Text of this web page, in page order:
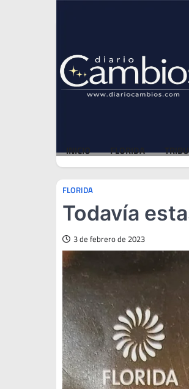
INICIO FLORIDA
FLORIDA
Todavía
3 de febrero de 2023